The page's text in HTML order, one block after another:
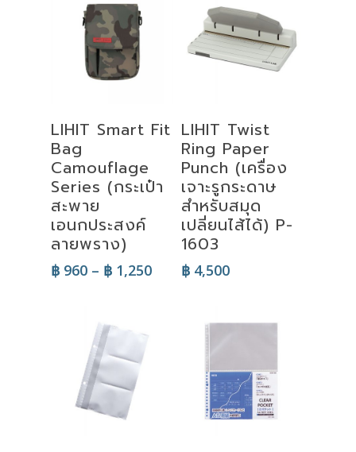
Select
Options
LIHIT Smart Fit
Bag
Camouflage
Series (กระเป๋า
สะพาย
เอนกประสงค์
ลายพราง)
฿ 960 – ฿ 1,250Price
through
Add To Cart
LIHIT Twist
Ring Paper
Punch (เครื่อง
เจาะรูกระดาษ
สำหรับสมุด
เปลี่ยนไส้ได้) P-
1603
฿4,500